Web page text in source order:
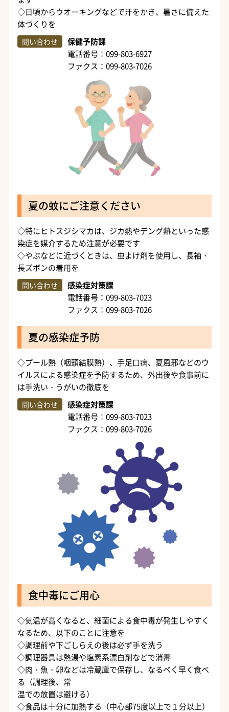
◇日頃からウオーキングなどで汗をかき、暑さに備えた
体づくりを
問い合わせ
保健予防課
電話番号：099-803-6927
ファクス：099-803-7026
夏の蚊にご注意ください
◇特にヒトスジシマカは、ジカ熱やデング熱といった感
染症を媒介するため注意が必要です
◇やぶなどに近づくときは、虫よけ剤を使用し、長袖・
長ズボンの着用を
問い合わせ
感染症対策課
電話番号：099-803-7023
ファクス：099-803-7026
夏の感染症予防
◇プール熱（咽頭結膜熱）、手足口病、夏風邪などのウ
イルスによる感染症を予防するため、外出後や食事前に
は手洗い・うがいの徹底を
問い合わせ
感染症対策課
電話番号：099-803-7023
ファクス：099-803-7026
食中毒にご用心
◇気温が高くなると、細菌による食中毒が発生しやすく
なるため、以下のことに注意を
◇調理前や下ごしらえの後は必ず手を洗う
◇調理器具は熱湯や塩素系漂白剤などで消毒
◇肉・魚・卵などは冷蔵庫で保存し、なるべく早く食べ
る（調理後、常
温での放置は避ける）
◇食品は十分に加熱する（中心部75度以上で１分以上）